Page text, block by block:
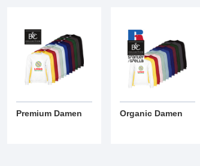
Premium Damen Organic Damen